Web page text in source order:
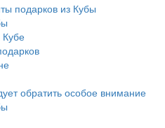
подарков из Кубы
обратить особое внимание